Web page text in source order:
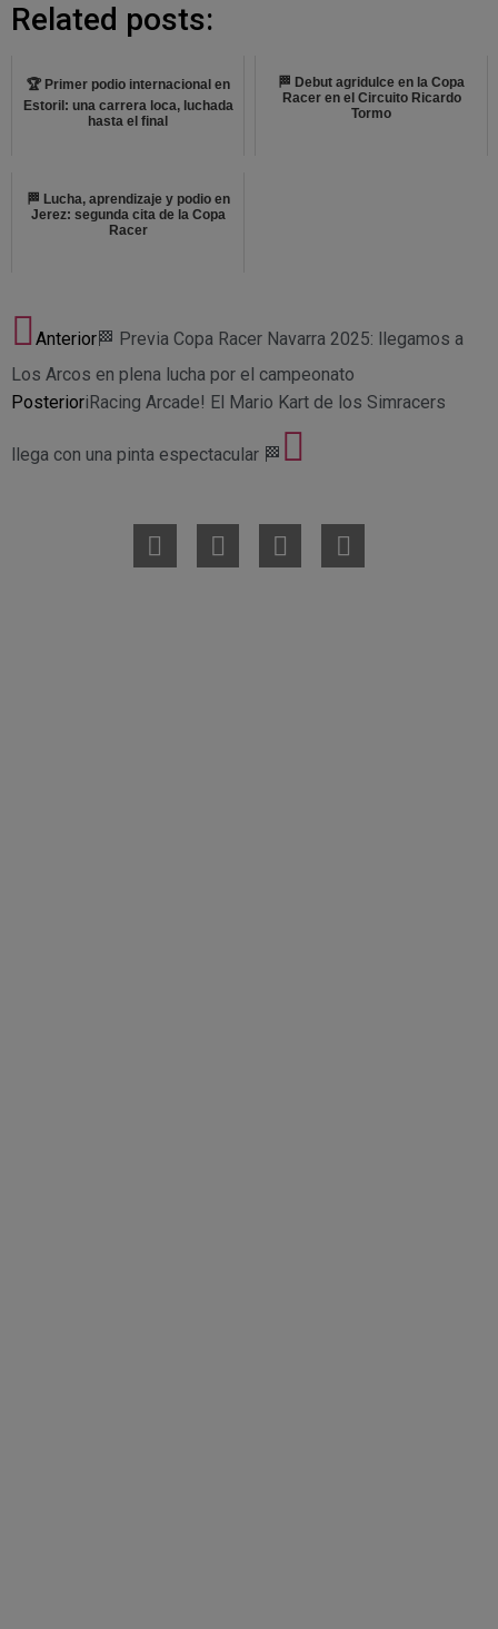
Related posts:
🏆 Primer podio internacional en
Estoril: una carrera loca, luchada
hasta el final
🏁 Debut agridulce en la Copa
Racer en el Circuito Ricardo
Tormo
🏁 Lucha, aprendizaje y podio en
Jerez: segunda cita de la Copa
Racer
Anterior🏁 Previa Copa Racer Navarra 2025: llegamos a
Los Arcos en plena lucha por el campeonato
PosterioriRacing Arcade! El Mario Kart de los Simracers
llega con una pinta espectacular 🏁